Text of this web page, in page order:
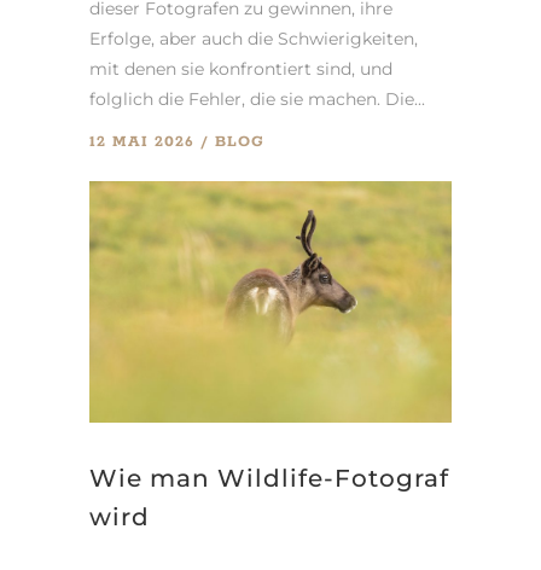
dieser Fotografen zu gewinnen, ihre
Erfolge, aber auch die Schwierigkeiten,
mit denen sie konfrontiert sind, und
folglich die Fehler, die sie machen. Die...
12 MAI 2026 BLOG
Wie man Wildlife-Fotograf
wird